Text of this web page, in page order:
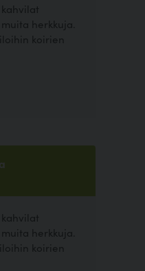
herkkuja.
koirien
herkkuja.
koirien